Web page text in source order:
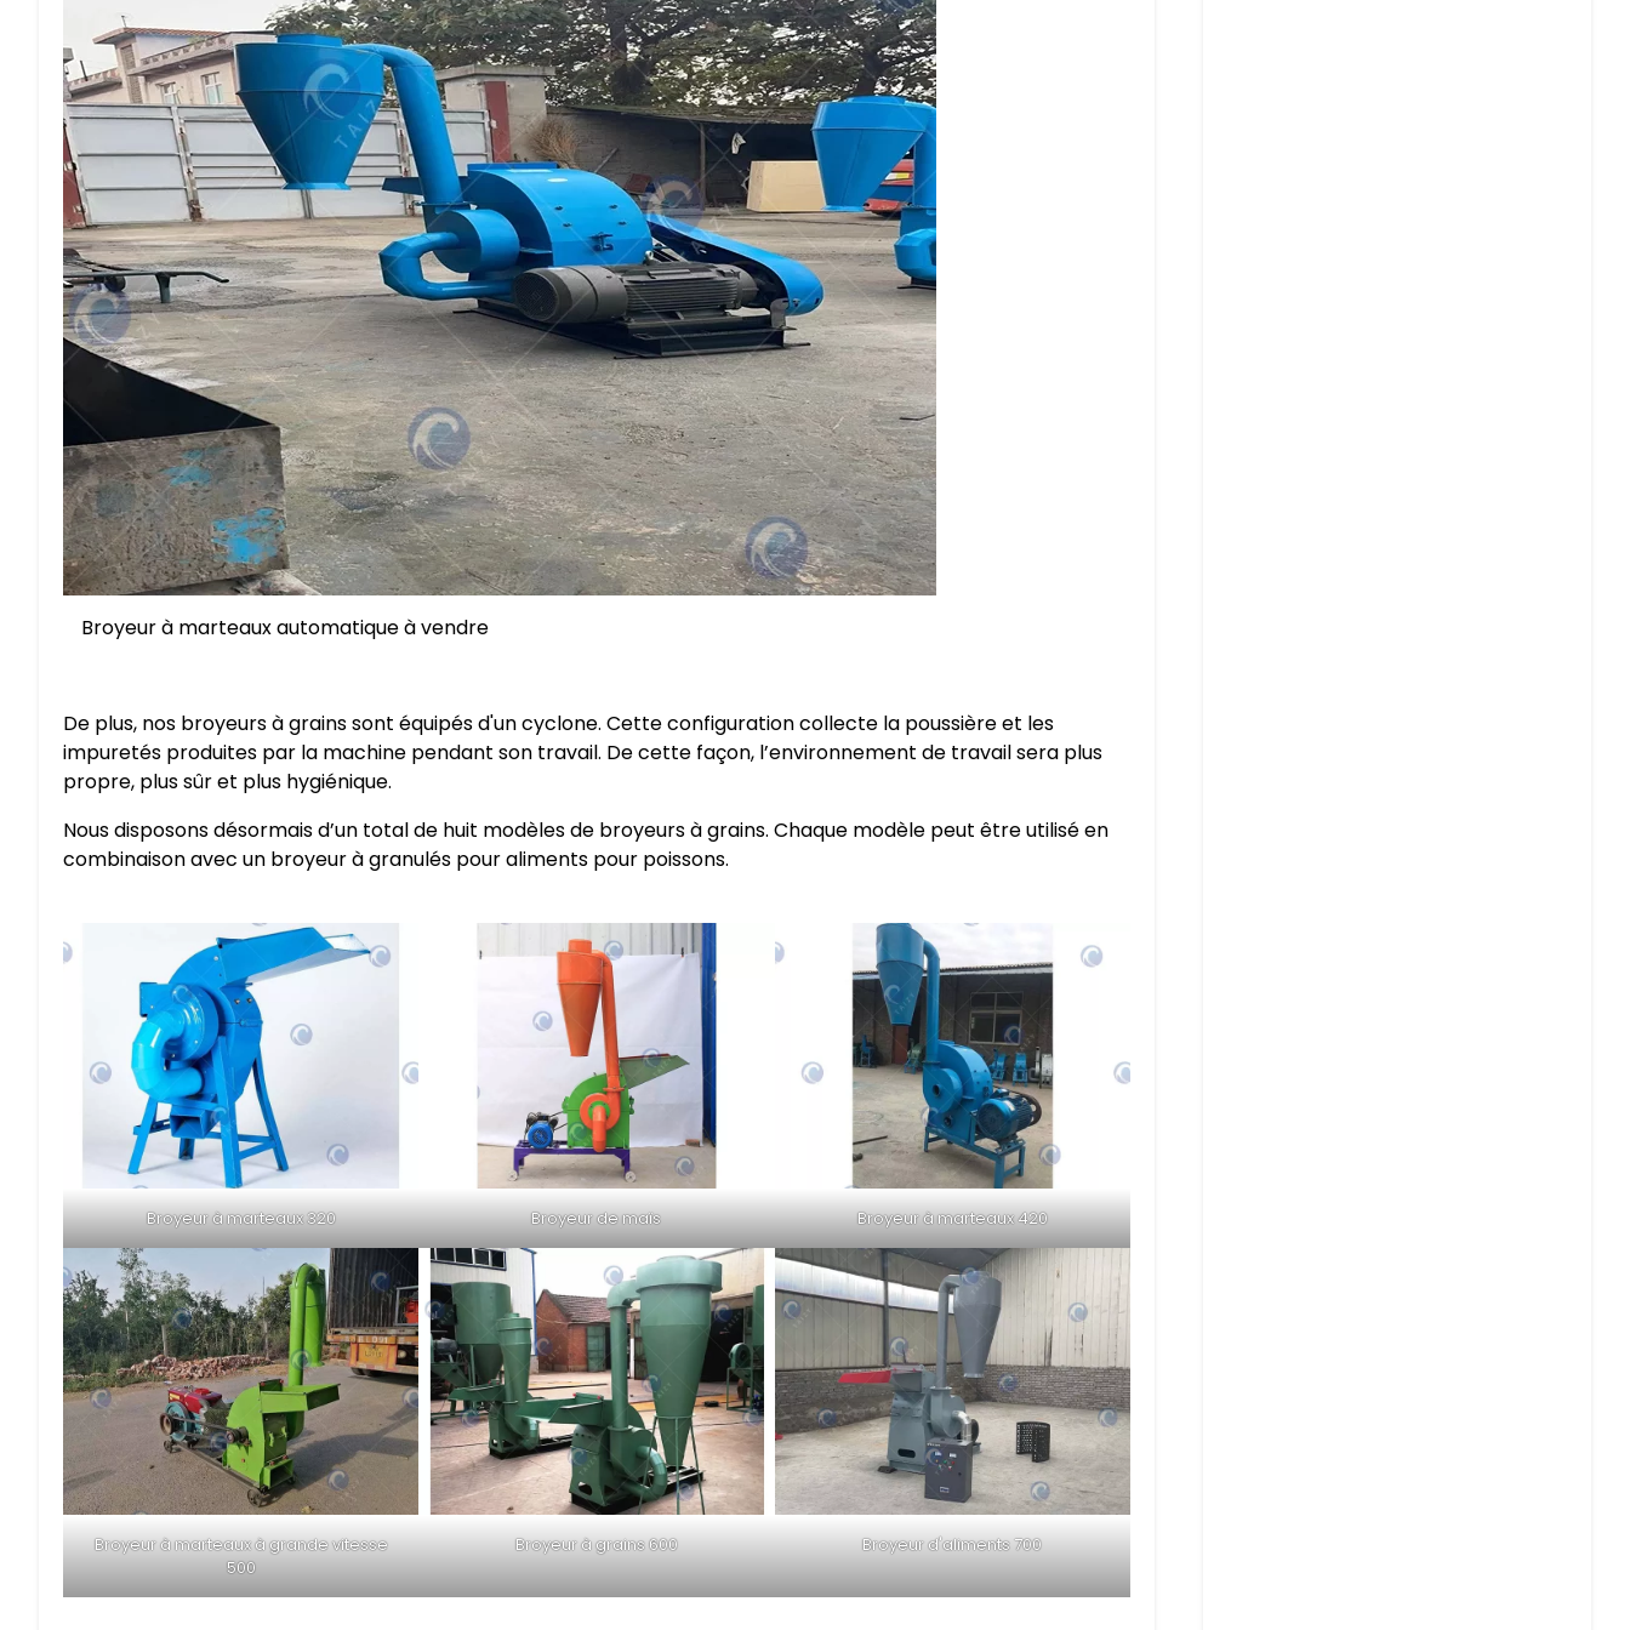
Broyeur à marteaux automatique à vendre
De plus, nos broyeurs à grains sont équipés d'un cyclone. Cette configuration collecte la poussière et les
impuretés produites par la machine pendant son travail. De cette façon, l’environnement de travail sera plus
propre, plus sûr et plus hygiénique.
Nous disposons désormais d’un total de huit modèles de broyeurs à grains. Chaque modèle peut être utilisé en
combinaison avec un broyeur à granulés pour aliments pour poissons.
Broyeur à marteaux 320 Broyeur de maïs Broyeur à marteaux 420
Broyeur à marteaux à grande vitesse
500
Broyeur à grains 600 Broyeur d'aliments 700